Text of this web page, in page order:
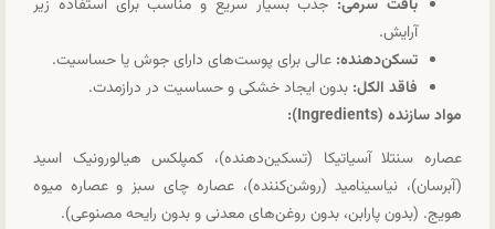
بافت سرمی: جذب بسیار سریع و مناسب برای استفاده زیر
آرایش.
تسکن‌دهنده: عالی برای پوست‌های دارای جوش یا حساسیت.
فاقد الکل: بدون ایجاد خشکی و حساسیت در درازمدت.
مواد سازنده (Ingredients):
عصاره سنتلا آسیاتیکا (تسکین‌دهنده)، کمپلکس هیالورونیک اسید
(آبرسان)، نیاسینامید (روشن‌کننده)، عصاره چای سبز و عصاره میوه
هویج. (بدون پارابن، بدون روغن‌های معدنی و بدون رایحه مصنوعی).